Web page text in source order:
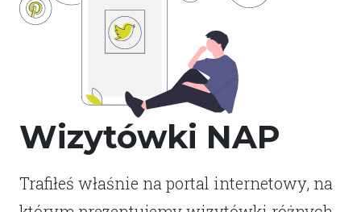
Wizytówki NAP
Trafiłeś właśnie na portal internetowy, na